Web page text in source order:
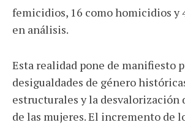
femicidios, 16 como homicidios y
en análisis.
Esta realidad pone de manifiesto
desigualdades de género
estructurales y la desvalorización
de las mujeres. El incremento de